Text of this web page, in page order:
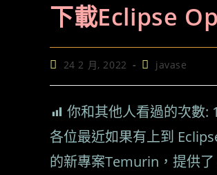
下載Eclipse
Post24 2 月, 2022
Postjavase
你和其他人看過的次數:
各位最近如果有上到
的新專案Temurin，提供了